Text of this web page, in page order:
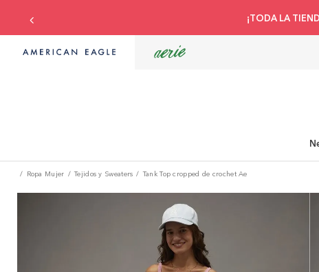
¡TODA LA
Ropa Mujer Tejidos y Sweaters Tank Top cropped de crochet Ae